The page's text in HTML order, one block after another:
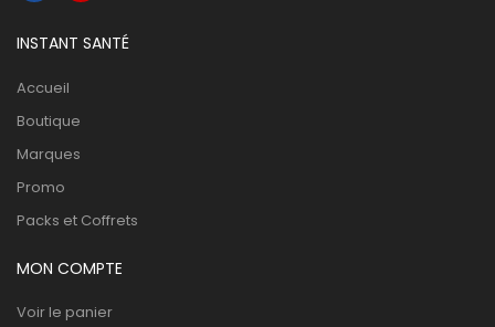
INSTANT SANTÉ
Accueil
Boutique
Marques
Promo
Packs et Coffrets
MON COMPTE
Voir le panier